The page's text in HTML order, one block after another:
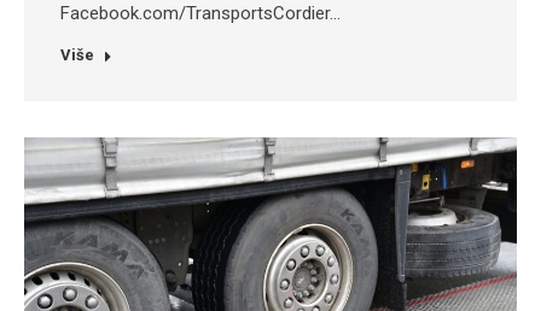
Facebook.com/TransportsCordier…
Više